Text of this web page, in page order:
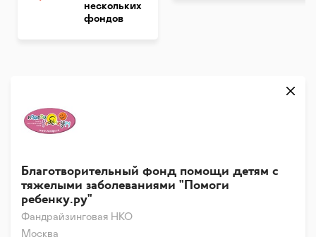
нескольких
фондов
Фандрайзинговая НКО
Благотворительный фонд помощи детям с
тяжелыми заболеваниями "Помоги
ребенку.ру"
Москва